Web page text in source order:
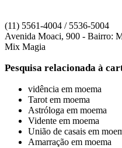
(11) 5561-4004 / 5536-5004
Avenida Moaci, 900 - Bairro:
Mix Magia
Pesquisa relacionada à
vidência em moema
Tarot em moema
Astróloga em moema
Vidente em moema
União de casais em
Amarração em moema